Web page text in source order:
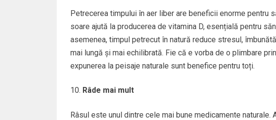
Petrecerea timpului în aer liber are beneficii enorme pentru
soare ajută la producerea de vitamina D, esențială pentru
asemenea, timpul petrecut în natură reduce stresul,
mai lungă și mai echilibrată. Fie că e vorba de o plimbare
expunerea la peisaje naturale sunt benefice pentru toți.
Râde mai mult
Râsul este unul dintre cele mai bune medicamente naturale.